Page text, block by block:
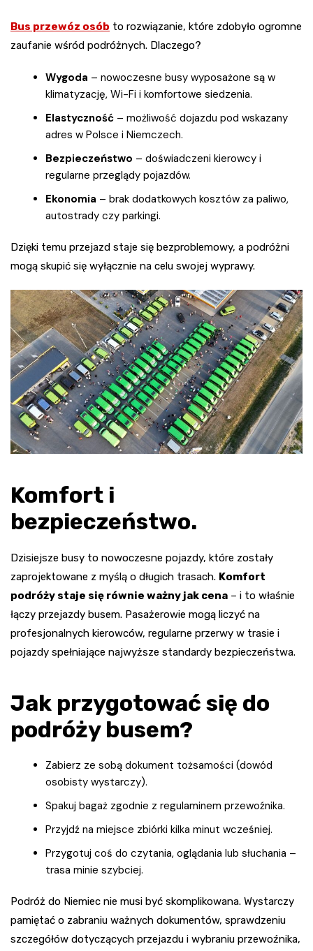
Bus przewóz osób to rozwiązanie, które zdobyło ogromne
zaufanie wśród podróżnych. Dlaczego?
Wygoda – nowoczesne busy wyposażone są w
klimatyzację, Wi-Fi i komfortowe siedzenia.
Elastyczność – możliwość dojazdu pod wskazany
adres w Polsce i Niemczech.
Bezpieczeństwo – doświadczeni kierowcy i
regularne przeglądy pojazdów.
Ekonomia – brak dodatkowych kosztów za paliwo,
autostrady czy parkingi.
Dzięki temu przejazd staje się bezproblemowy, a podróżni
mogą skupić się wyłącznie na celu swojej wyprawy.
Komfort i
bezpieczeństwo.
Dzisiejsze busy to nowoczesne pojazdy, które zostały
zaprojektowane z myślą o długich trasach. Komfort
podróży staje się równie ważny jak cena – i to właśnie
łączy przejazdy busem. Pasażerowie mogą liczyć na
profesjonalnych kierowców, regularne przerwy w trasie i
pojazdy spełniające najwyższe standardy bezpieczeństwa.
Jak przygotować się do
podróży busem?
Zabierz ze sobą dokument tożsamości (dowód
osobisty wystarczy).
Spakuj bagaż zgodnie z regulaminem przewoźnika.
Przyjdź na miejsce zbiórki kilka minut wcześniej.
Przygotuj coś do czytania, oglądania lub słuchania –
trasa minie szybciej.
Podróż do Niemiec nie musi być skomplikowana. Wystarczy
pamiętać o zabraniu ważnych dokumentów, sprawdzeniu
szczegółów dotyczących przejazdu i wybraniu przewoźnika,